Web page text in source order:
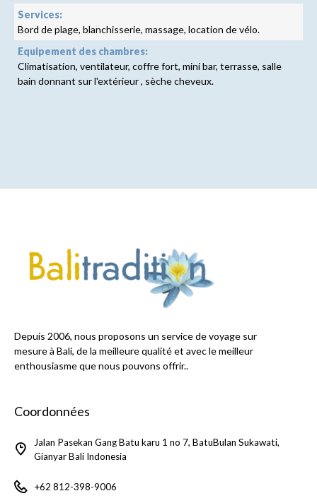
Services:
Bord de plage, blanchisserie, massage, location de vélo.
Equipement des chambres:
Climatisation, ventilateur, coffre fort, mini bar, terrasse, salle
bain donnant sur l'extérieur , sèche cheveux.
Depuis 2006, nous proposons un service de voyage sur
mesure à Bali, de la meilleure qualité et avec le meilleur
enthousiasme que nous pouvons offrir..
Coordonnées
Jalan Pasekan Gang Batu karu 1 no 7, BatuBulan Sukawati,
Gianyar Bali Indonesia
+62 812-398-9006